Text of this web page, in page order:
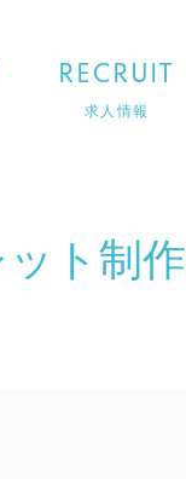
RECRUIT
求人情報
ト制作